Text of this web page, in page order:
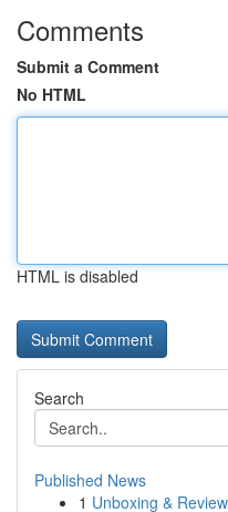
Comments
Submit a Comment
No HTML
HTML is disabled
Search
Published News
1 Unboxing &